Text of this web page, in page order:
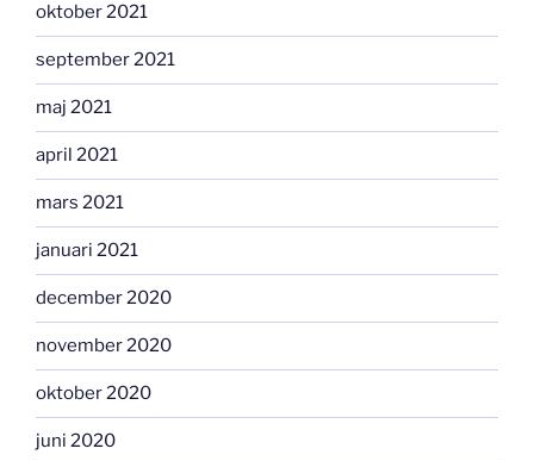
oktober 2021
september 2021
maj 2021
april 2021
mars 2021
januari 2021
december 2020
november 2020
oktober 2020
juni 2020